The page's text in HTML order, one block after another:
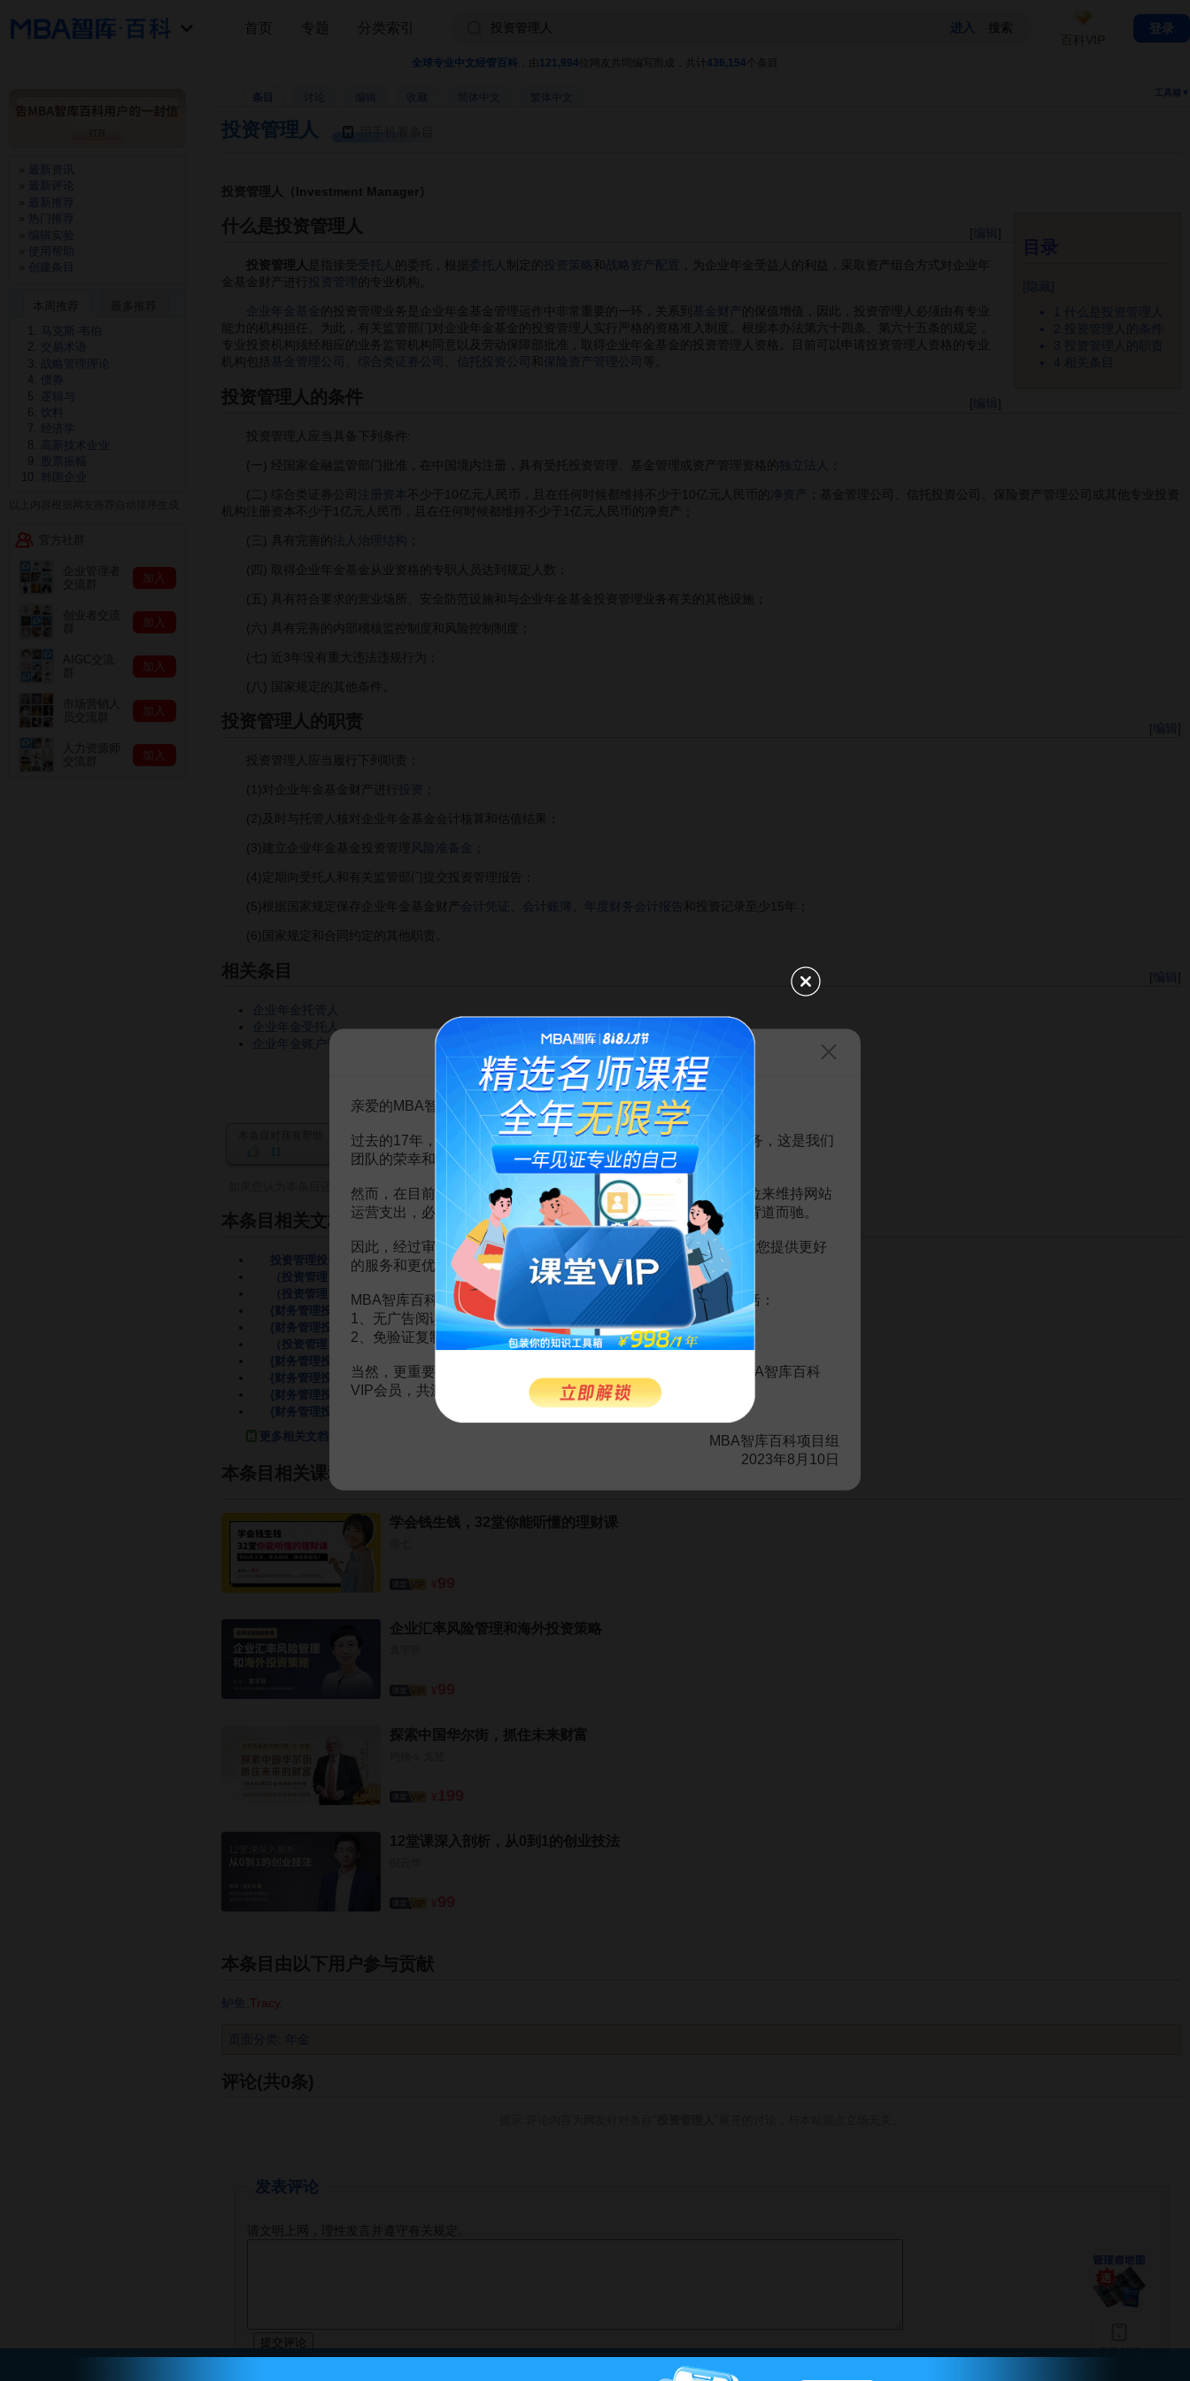
全球专业中文经管百科 121,994 位网友共同编写而成，共计 436,154 个条目
条目 收藏 工具箱▼
投资管理人
投资管理人（Investment Manager）
1 什么是投资管理人
2
投资管理人的条件
3
投资管理人的职责
4
相关条目
[编辑
什么是投资管理人
投资管理人 是指接受 受托人 的委托，根据 委托人 制定的 投资策略 和 战略资产配置
，为企业年金受益人的利益，采取资产组合方式对企业年
金基金财产进行 投资管理 的专业机构。
企业年金基金的投资管理业务是企业年金基金管理运作中非常重要的一环，关系到 基金财产 的保值增值，因此，投资管理人必须由有专业
能力的机构担任。为此，有关监管部门对企业年金基金的投资管理人实行严格的资格准入制度。根据本办法第六十四条、第六十五条的规定，
专业投资机构须经相应的业务监管机构同意以及劳动保障部批准，取得企业年金基金的投资管理人资格。目前可以申请投资管理人资格的专业
机构包括
基金管理公司 综合类证券公司 信托投资公司 和 保险资产管理公司
[编辑
投资管理人的条件
投资管理人应当具备下列条件:
(一) 经国家金融监管部门批准，在中国境内注册，具有受托投资管理、基金管理或资产管理资格的 独立法人
(二) 综合类证券公司 注册资本 不少于10亿元人民币，且在任何时候都维持不少于10亿元人民币的 净资产
；基金管理公司、信托投资公司、保险资产管理公司或其他专业投资
机构注册资本不少于1亿元人民币，且在任何时候都维持不少于1亿元人民币的净资产；
(三) 具有完善的 法人治理结构
(四) 取得企业年金基金从业资格的专职人员达到规定人数；
(五) 具有符合要求的营业场所、安全防范设施和与企业年金基金投资管理业务有关的其他设施；
(六) 具有完善的内部稽核监控制度和风险控制制度；
(七) 近3年没有重大违法违规行为；
(八) 国家规定的其他条件。
[编辑
投资管理人的职责
投资管理人应当履行下列职责：
(1)对企业年金基金财产进行 投资
(2)及时与托管人核对企业年金基金会计核算和估值结果；
(3)建立企业年金基金投资管理 风险准备金
(4)定期向受托人和有关监管部门提交投资管理报告；
(5)根据国家规定保存企业年金基金财产 会计凭证 会计账簿 年度财务会计报告 和投资记录至少15年；
(6)国家规定和合同约定的其他职责。
[编辑
相关条目
企业年金托管人
企业年金受托人
企业年金账户管理人
赏 MBA智库APP
如果您认为本条目还有待完善，需要补充新内容或修改错误内容，请 编辑条目或投诉举报
本条目相关文档
投资管理投资管理 73页
（投资管理）投资管理
（投资管理）财务管理投资管理 31页
{财务管理投资管理}投资管理 41页
{财务管理投资管理}投资管理上 36页
（投资管理）投资程序及管理 27页
{财务管理投资管理}投资管理国际环境下的投资
{财务管理投资管理}投资管理概述
{财务管理投资管理}七投资管理 96页
{财务管理投资管理}六投资管理
56页
更多相关文档
本条目相关课程
学会钱生钱，32堂你能听懂的理财课
企业汇率风险管理和海外投资策略
探索中国华尔街，抓住未来财富
12堂课深入剖析，从0到1的创业技法
本条目由以下用户参与贡献
鲈鱼 Tracy.
页面分类 年金
评论(共0条)
发表评论
请文明上网，理性发言并遵守有关规定。
首页 专题 分类索引
百科VIP
登录
最新资讯
最新评论
最新推荐
热门推荐
编辑实验
使用帮助
创建条目
马克斯·韦伯
交易术语
战略管理理论
债券
逻辑与
饮料
经济学
高新技术企业
股票振幅
韩国企业
加入
加入
加入
加入
加入
下载APP
告MBA智库百科用户的一封信
亲爱的MBA智库百科用户：
过去的17年，百科频道一直以免费公益的形式为大家提供知识服务，这是我们
团队的荣幸和骄傲。
然而，在目前越来越严峻的经营挑战下，单纯依靠不断增加广告位来维持网站
运营支出，必然会越来越影响您的使用体验，这也与我们的初衷背道而驰。
因此，经过审慎地考虑，我们决定推出VIP会员收费制度，以便为您提供更好
的服务和更优质的内容。
MBA智库百科VIP会员（9.9元 / 年， 点击开通），您的权益将包括：
1、无广告阅读；
2、免验证复制。
当然，更重要的是长期以来您对百科频道的支持。诚邀您加入MBA智库百科
VIP会员，共渡难关，共同见证彼此的成长和进步！
MBA智库百科项目组
2023年8月10日